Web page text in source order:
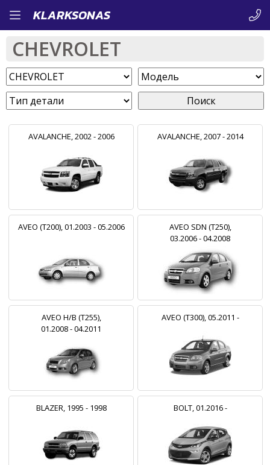
Перейти
к
основному
содержанию
KLARKSONAS
CHEVROLET
Поиск
AVALANCHE, 2002 - 2006 AVALANCHE, 2007 - 2014
AVEO (T200), 01.2003 - 05.2006
AVEO SDN (T250),
03.2006 - 04.2008
AVEO H/B (T255),
01.2008 - 04.2011
AVEO (T300), 05.2011 -
BLAZER, 1995 - 1998 BOLT, 01.2016 -